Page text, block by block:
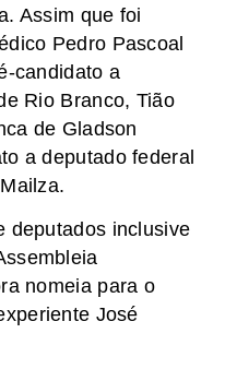
Assim que foi
Pedro Pascoal
candidato a
Rio Branco, Tião
de Gladson
a deputado federal
deputados inclusive
nomeia para o
José